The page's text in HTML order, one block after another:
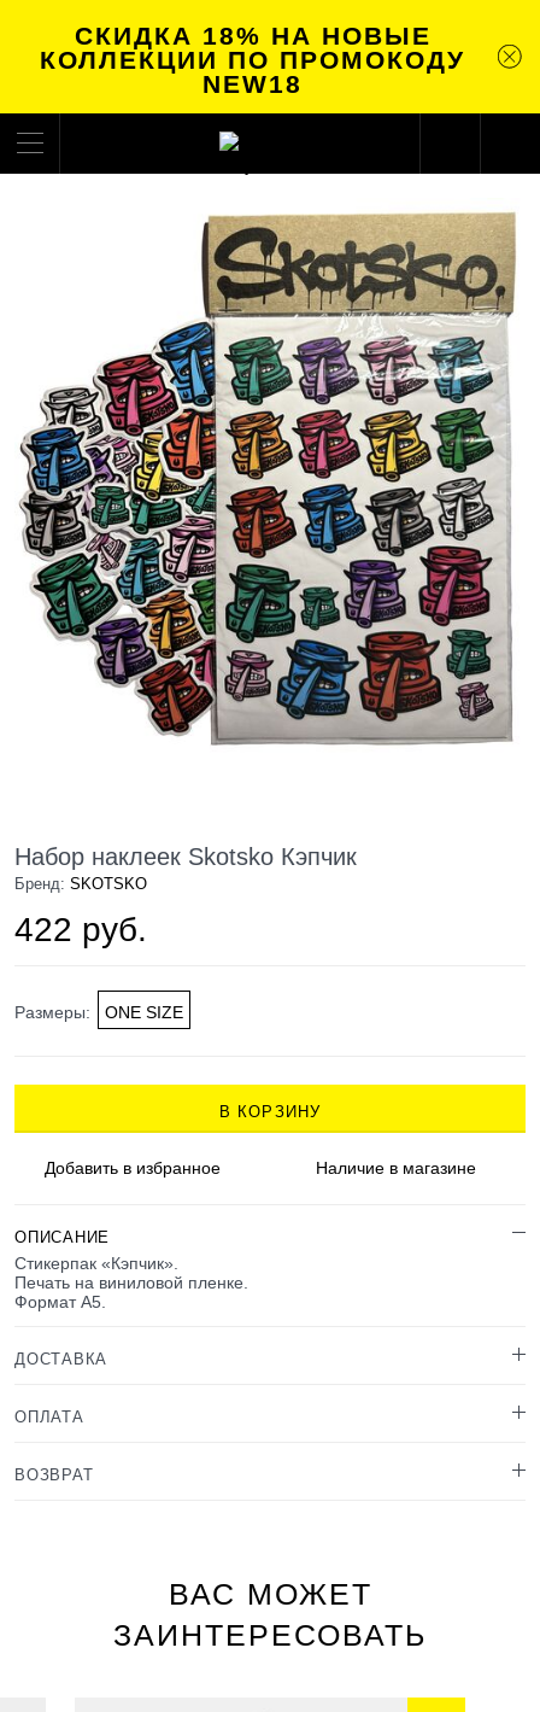
СКИДКА 18% НА НОВЫЕ
КОЛЛЕКЦИИ ПО ПРОМОКОДУ
NEW18
Набор наклеек Skotsko Кэпчик
Бренд: SKOTSKO
422 руб.
Размеры: ONE SIZE
В КОРЗИНУ
Добавить в избранное Наличиев магазине
ОПИСАНИЕ
Стикерпак «Кэпчик».
Печать на виниловой пленке.
Формат А5.
ДОСТАВКА
ОПЛАТА
ВОЗВРАТ
ВАС МОЖЕТ
ЗАИНТЕРЕСОВАТЬ